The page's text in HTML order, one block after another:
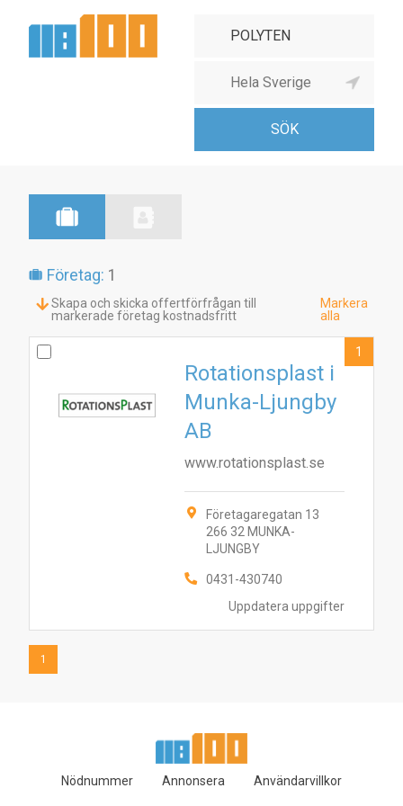
Företag: 1
Skapa och skicka offertförfrågan till
markerade företag kostnadsfritt
Markera
alla
Uppdatera uppgifter
Rotationsplast i
Munka-Ljungby
AB
www.rotationsplast.se
Företagaregatan 13
266 32 MUNKA-
LJUNGBY
0431-430740
1
1
Nödnummer Annonsera Användarvillkor